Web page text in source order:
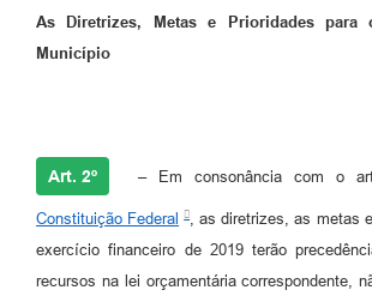
As Diretrizes, Metas e Prioridades para
Município
Art. 2º – Em consonância com o
Constituição Federal
, as diretrizes, as metas
exercício financeiro de 2019 terão
recursos na lei orçamentária correspondente,